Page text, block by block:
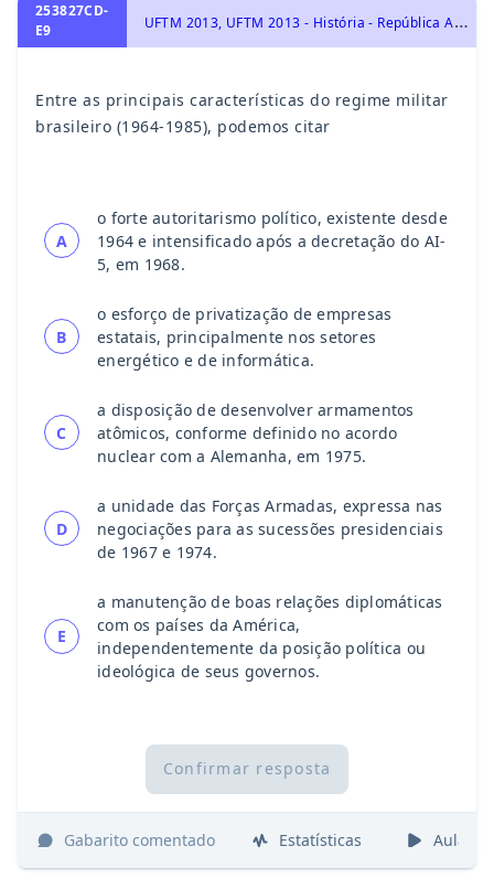
253827CD-
E9
U
FTM 2013, UFTM 2013 - História - República Autoritária : 1964- 1984, História do Brasil
Entre as principais características do regime militar
brasileiro (1964-1985), podemos citar
A
o forte autoritarismo político, existente desde
1964 e intensificado após a decretação do AI-
5, em 1968.
B
o esforço de privatização de empresas
estatais, principalmente nos setores
energético e de informática.
C
a disposição de desenvolver armamentos
atômicos, conforme definido no acordo
nuclear com a Alemanha, em 1975.
D
a unidade das Forças Armadas, expressa nas
negociações para as sucessões presidenciais
de 1967 e 1974.
E
a manutenção de boas relações diplomáticas
com os países da América,
independentemente da posição política ou
ideológica de seus governos.
Confirmar resposta
Gabarito comentado Estatísticas Aulas